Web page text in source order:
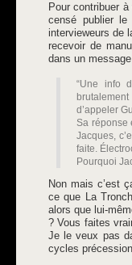
Pour contribuer
censé publier
intervieweurs de
recevoir de
dans un
“Une info
d’appeler
Sa réponse
Jacques,
faite.
Pourquoi
Non mais c’est
ce que La
alors que lui-
? Vous faites
Je le veux pas
cycles